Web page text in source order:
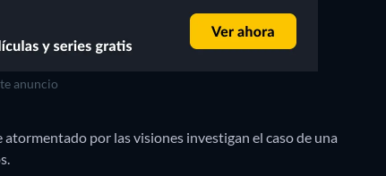
anuncio
por las visiones investigan el caso de una